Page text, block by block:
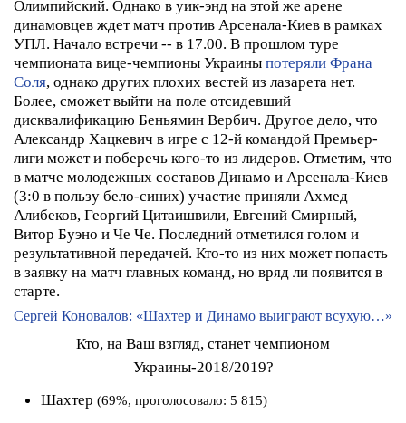
Олимпийский. Однако в уик-энд на этой же арене
динамовцев ждет матч против Арсенала-Киев в рамках
УПЛ. Начало встречи -- в 17.00. В прошлом туре
чемпионата вице-чемпионы Украины потеряли Франа
Соля, однако других плохих вестей из лазарета нет.
Более, сможет выйти на поле отсидевший
дисквалификацию Беньямин Вербич. Другое дело, что
Александр Хацкевич в игре с 12-й командой Премьер-
лиги может и поберечь кого-то из лидеров. Отметим, что
в матче молодежных составов Динамо и Арсенала-Киев
(3:0 в пользу бело-синих) участие приняли Ахмед
Алибеков, Георгий Цитаишвили, Евгений Смирный,
Витор Буэно и Че Че. Последний отметился голом и
результативной передачей. Кто-то из них может попасть
в заявку на матч главных команд, но вряд ли появится в
старте.
Сергей Коновалов: «Шахтер и Динамо выиграют всухую…»
Кто, на Ваш взгляд, станет чемпионом
Украины-2018/2019?
Шахтер (69%, проголосовало: 5 815)